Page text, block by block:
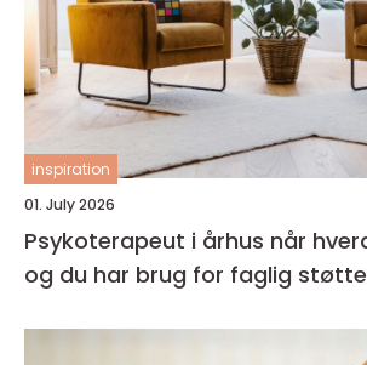
inspiration
01. July 2026
Psykoterapeut i århus når hverdagen slider,
og du har brug for faglig støtte